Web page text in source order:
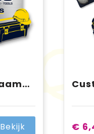
Custommade Naambadge Plexiglas
Bekijk €